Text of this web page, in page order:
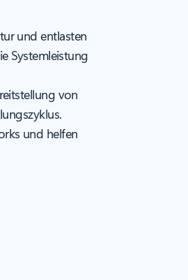
und entlasten
Systemleistung
von
und helfen